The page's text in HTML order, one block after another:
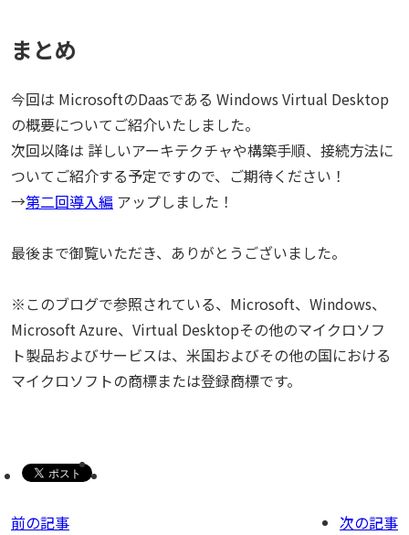
まとめ
今回は MicrosoftのDaasである Windows Virtual Desktop
の概要についてご紹介いたしました。
次回以降は 詳しいアーキテクチャや構築手順、接続方法に
ついてご紹介する予定ですので、ご期待ください！
→第二回導入編 アップしました！
最後まで御覧いただき、ありがとうございました。
※このブログで参照されている、Microsoft、Windows、
Microsoft Azure、Virtual Desktopその他のマイクロソフ
ト製品およびサービスは、米国およびその他の国における
マイクロソフトの商標または登録商標です。
前の記事 次の記事